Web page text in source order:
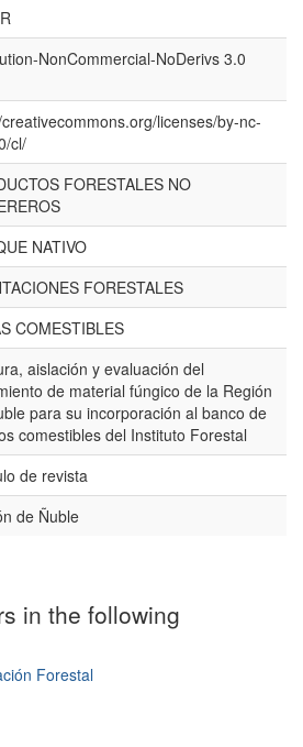
NonCommercial-NoDerivs 3.0
licenses/by-nc-
cl/
FORESTALES NO
NATIVO
FORESTALES
COMESTIBLES
aislación y evaluación del
de material fúngico de la Región
para su incorporación al banco de
comestibles del Instituto Forestal
de revista
de Ñuble
in the following
Forestal